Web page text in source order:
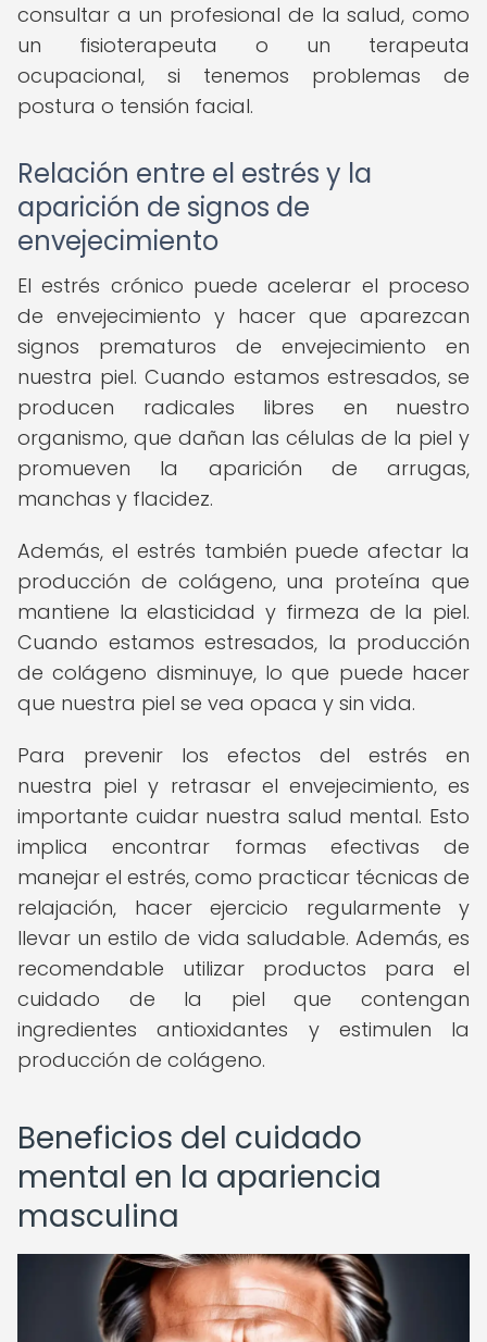
consultar a un profesional de la salud, como
un fisioterapeuta o un terapeuta
ocupacional, si tenemos problemas de
postura o tensión facial.
Relación entre el estrés y la
aparición de signos de
envejecimiento
El estrés crónico puede acelerar el proceso
de envejecimiento y hacer que aparezcan
signos prematuros de envejecimiento en
nuestra piel. Cuando estamos estresados, se
producen radicales libres en nuestro
organismo, que dañan las células de la piel y
promueven la aparición de arrugas,
manchas y flacidez.
Además, el estrés también puede afectar la
producción de colágeno, una proteína que
mantiene la elasticidad y firmeza de la piel.
Cuando estamos estresados, la producción
de colágeno disminuye, lo que puede hacer
que nuestra piel se vea opaca y sin vida.
Para prevenir los efectos del estrés en
nuestra piel y retrasar el envejecimiento, es
importante cuidar nuestra salud mental. Esto
implica encontrar formas efectivas de
manejar el estrés, como practicar técnicas de
relajación, hacer ejercicio regularmente y
llevar un estilo de vida saludable. Además, es
recomendable utilizar productos para el
cuidado de la piel que contengan
ingredientes antioxidantes y estimulen la
producción de colágeno.
Beneficios del cuidado
mental en la apariencia
masculina